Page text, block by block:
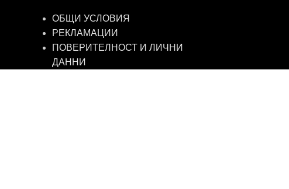
ОБЩИ УСЛОВИЯ
РЕКЛАМАЦИИ
ПОВЕРИТЕЛНОСТ И ЛИЧНИ
ДАННИ